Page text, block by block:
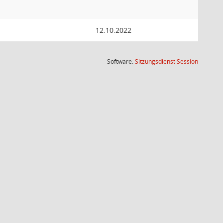
12.10.2022
Software:SitzungsdienstSession(Wird in